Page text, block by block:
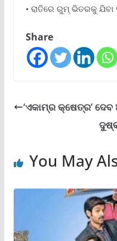
• ରାତିରେ ରୁମ୍ ଭିତରକୁ
Share
‘ଏକାମ୍ର କ୍ଷେତ୍ର’
You May